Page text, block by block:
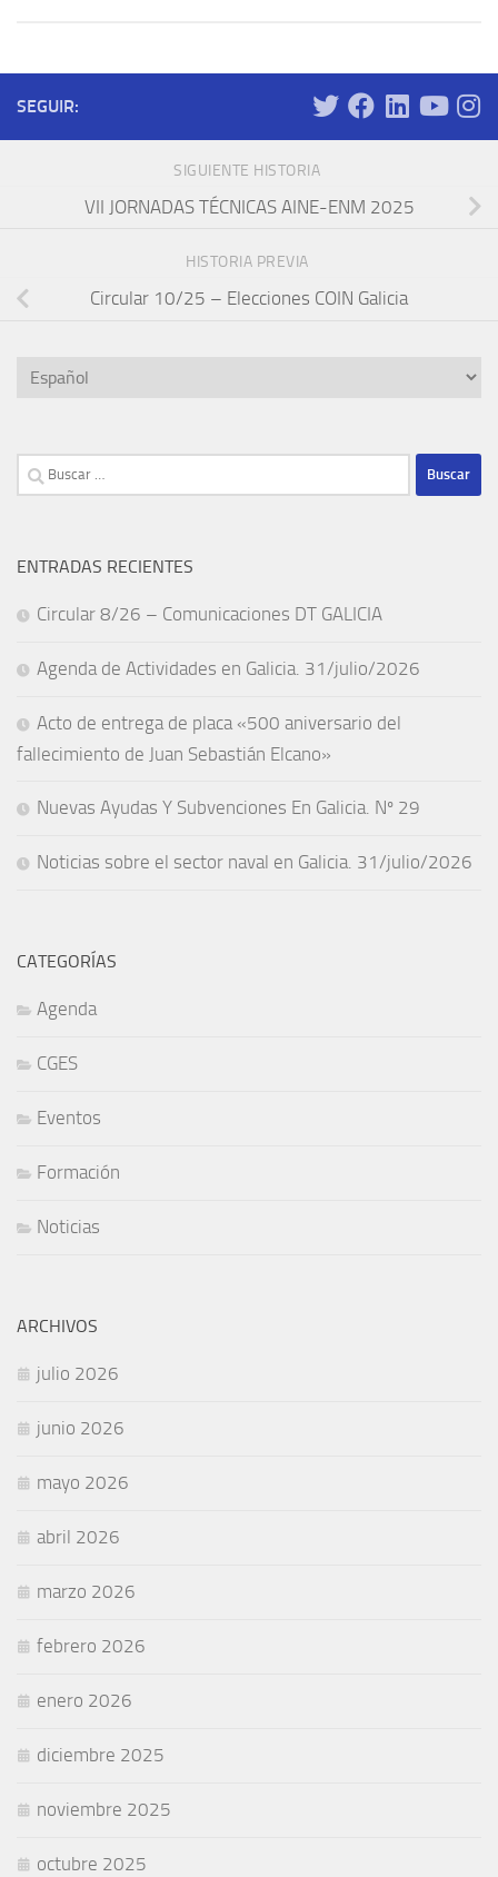
SEGUIR:
SIGUIENTE HISTORIA
VII JORNADAS TÉCNICAS AINE-ENM 2025
HISTORIA PREVIA
Circular 10/25 – Elecciones COIN Galicia
Elegir
Buscar:
ENTRADAS RECIENTES
Circular 8/26 – Comunicaciones DT GALICIA
Agenda de Actividades en Galicia. 31/julio/2026
Acto de entrega de placa «500 aniversario del
fallecimiento de Juan Sebastián Elcano»
Nuevas Ayudas Y Subvenciones En Galicia. Nº 29
Noticias sobre el sector naval en Galicia. 31/julio/2026
CATEGORÍAS
Agenda
CGES
Eventos
Formación
Noticias
ARCHIVOS
julio 2026
junio 2026
mayo 2026
abril 2026
marzo 2026
febrero 2026
enero 2026
diciembre 2025
noviembre 2025
octubre 2025